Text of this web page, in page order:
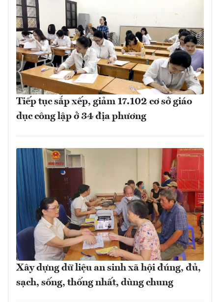
Tiếp tục sắp xếp, giảm 17.102 cơ sở giáo
dục công lập ở 34 địa phương
Xây dựng dữ liệu an sinh xã hội đúng, đủ,
sạch, sống, thống nhất, dùng chung